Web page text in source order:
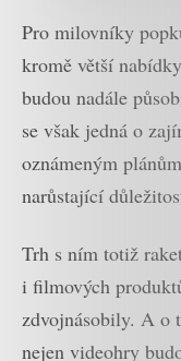
Pro milovníky
kromě větší
budou nadále
se však jedná o
oznámeným
narůstající
Trh s ním totiž
i filmových
zdvojnásobily. A o
nejen videohry